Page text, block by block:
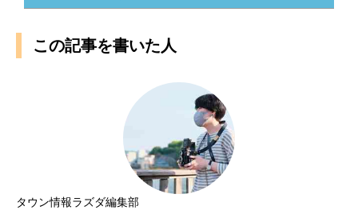
この記事を書いた人
タウン情報ラズダ編集部